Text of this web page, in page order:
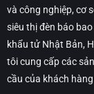
và công nghiệp, cơ
siêu thị đèn báo
khẩu tử Nhật Bản,
tôi cung cấp các
cầu của khách